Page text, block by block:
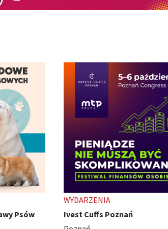
TARGI
HobbyCon - z pasji się nie